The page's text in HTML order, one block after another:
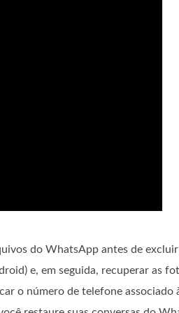
do WhatsApp antes de
e, em seguida, recuperar
o número de telefone